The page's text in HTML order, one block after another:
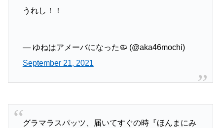
うれし！！
— ゆねはアメーバになった🦠 (@aka46mochi)
September 21, 2021
グラマラスパッツ、届いてすぐの時『ほんまにみ